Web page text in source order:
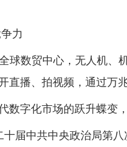
力
数贸中心，无人机、
直播、拍视频，通过万
数字化市场的跃升蝶变
十届中共中央政治局第